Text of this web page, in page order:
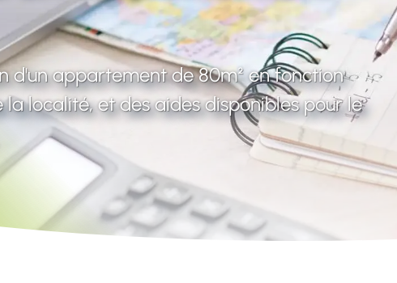
d'un appartement de 80m² en fonction
localité, et des aides disponibles pour le